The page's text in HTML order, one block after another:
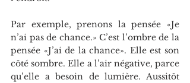
Par exemple, prenons la pensée «Je
n’ai pas de chance.» C’est l’ombre de la
pensée «J’ai de la chance». Elle est son
côté sombre. Elle a l’air négative, parce
qu’elle a besoin de lumière. Aussitôt